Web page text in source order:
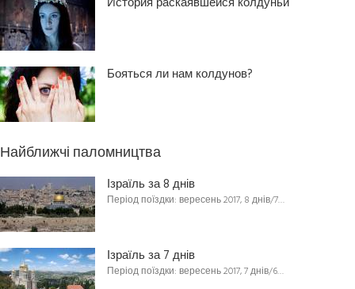
Бояться ли нам колдунов?
Найближчі паломництва
Ізраїль за 8 днів
Період поїздки: вересень 2017, 8 днів/7…
Ізраїль за 7 днів
Період поїздки: вересень 2017, 7 днів/6…